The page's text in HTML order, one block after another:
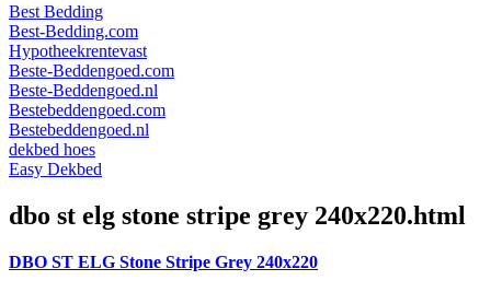
Best Bedding
Best-Bedding.com
Hypotheekrentevast
Beste-Beddengoed.com
Beste-Beddengoed.nl
Bestebeddengoed.com
Bestebeddengoed.nl
dekbed hoes
Easy Dekbed
dbo st elg stone stripe grey 240x220.html
DBO ST ELG Stone Stripe Grey 240x220